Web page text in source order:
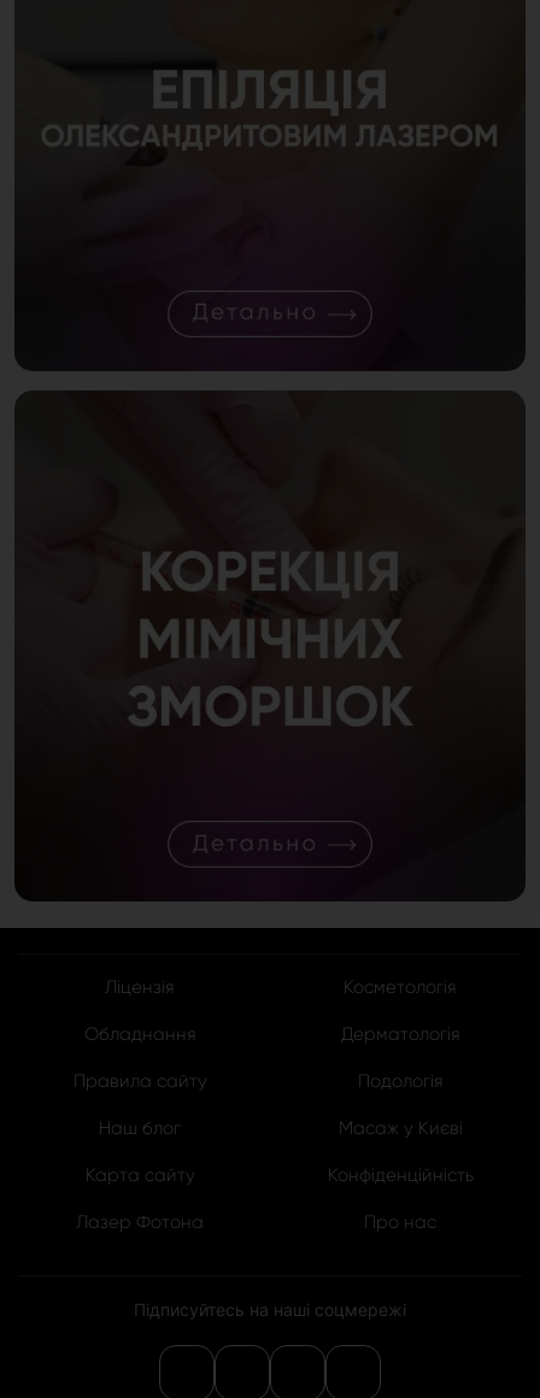
Ліцензія
Обладнання
Правила сайту
Наш блог
Карта сайту
Лазер Фотона
Косметологія
Дерматологія
Подологія
Масаж у Києві
Конфіденційність
Про нас
Підписуйтесь на наші соцмережі